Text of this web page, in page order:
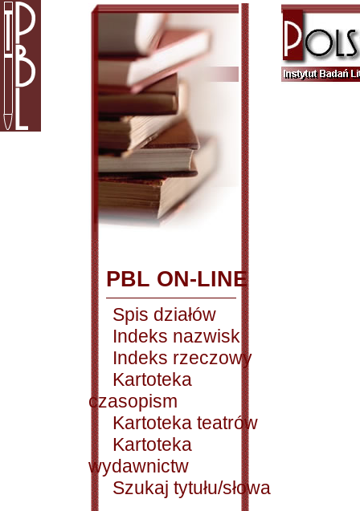
PBL ON-LINE
Spis działów
Indeks nazwisk
Indeks rzeczowy
Kartoteka
czasopism
Kartoteka teatrów
Kartoteka
wydawnictw
Szukaj tytułu/słowa